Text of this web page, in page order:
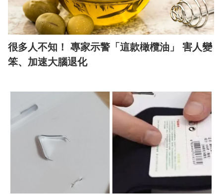
很多人不知！ 專家示警「這款橄欖油」 害人變
笨、加速大腦退化